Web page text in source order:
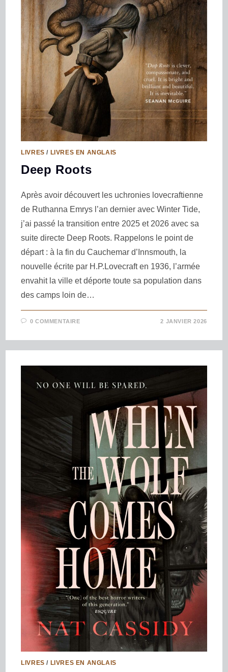
LIVRES / LIVRES EN ANGLAIS
Deep Roots
Après avoir découvert les uchronies lovecraftienne
de Ruthanna Emrys l’an dernier avec Winter Tide,
j’ai passé la transition entre 2025 et 2026 avec sa
suite directe Deep Roots. Rappelons le point de
départ : à la fin du Cauchemar d’Innsmouth, la
nouvelle écrite par H.P.Lovecraft en 1936, l’armée
envahit la ville et déporte toute sa population dans
des camps loin de…
0 COMMENTAIRE 2 JANVIER 2026
LIVRES / LIVRES EN ANGLAIS